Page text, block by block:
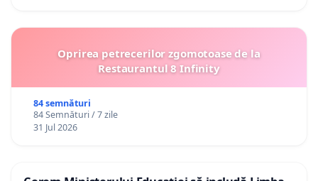
Oprirea petrecerilor zgomotoase de la
Restaurantul 8 Infinity
84 semnături
84 Semnături / 7 zile
31 Jul 2026